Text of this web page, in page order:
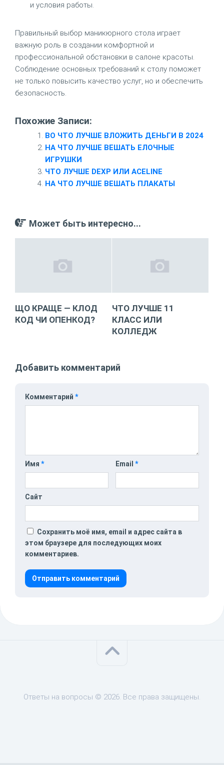
и условия работы.
Правильный выбор маникюрного стола играет
важную роль в создании комфортной и
профессиональной обстановки в салоне красоты.
Соблюдение основных требований к столу поможет
не только повысить качество услуг, но и обеспечить
безопасность.
Похожие Записи:
ВО ЧТО ЛУЧШЕ ВЛОЖИТЬ ДЕНЬГИ В 2024
НА ЧТО ЛУЧШЕ ВЕШАТЬ ЕЛОЧНЫЕ
ИГРУШКИ
ЧТО ЛУЧШЕ DEXP ИЛИ ACELINE
НА ЧТО ЛУЧШЕ ВЕШАТЬ ПЛАКАТЫ
Может быть интересно...
ЩО КРАЩЕ — КЛОД
КОД ЧИ ОПЕНКОД?
ЧТО ЛУЧШЕ 11
КЛАСС ИЛИ
КОЛЛЕДЖ
Добавить комментарий
Комментарий *
Имя * Email *
Сайт
Сохранить моё имя, email и адрес сайта в
этом браузере для последующих моих
комментариев.
Ответы на вопросы © 2026. Все права защищены.